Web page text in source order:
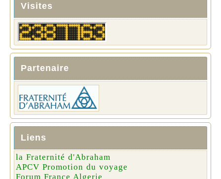
Visites
Partenaire
Liens
la Fraternité d'Abraham
APCV Promotion du voyage
Forum France Algerie